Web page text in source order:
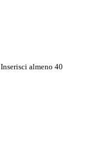
Inserisci almeno 40